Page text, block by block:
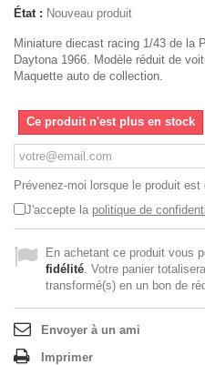
État : Nouveau produit
Miniature diecast racing 1/43 de la
Daytona 1966. Modèle réduit de
Maquette auto de collection.
Ce produit n'est plus en stock
Prévenez-moi lorsque le produit est
J'accepte la politique de
En achetant ce produit vous
fidélité. Votre panier totalisera
transformé(s) en un bon de
Envoyer à un ami
Imprimer